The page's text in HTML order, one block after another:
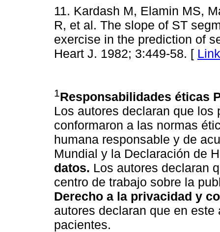
11. Kardash M, Elamin MS,
R, et al. The slope of ST
exercise in the prediction of
Heart J. 1982; 3:449-58. [
1Responsabilidades éticas
Los autores declaran que
conformaron a las normas
humana responsable y de
Mundial y la Declaración de
datos. Los autores declaran
centro de trabajo sobre la
Derecho a la privacidad y
autores declaran que en
pacientes.